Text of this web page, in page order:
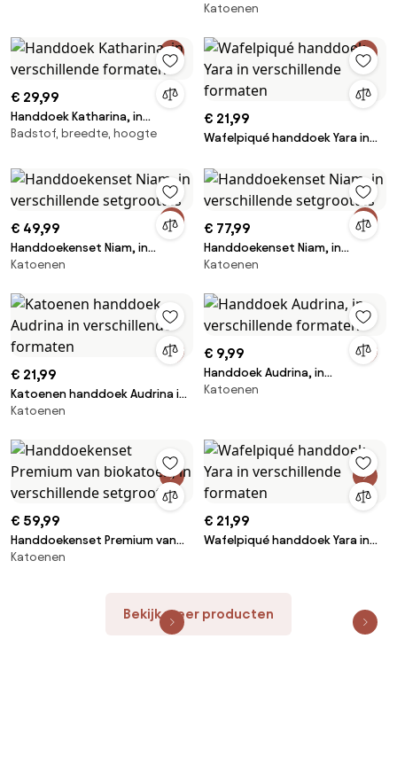
biokatoen, in verschillende
Katoenen
€ 29,99
Handdoek Katharina, in
verschillende formaten
Badstof, breedte, hoogte
€ 21,99
Wafelpiqué handdoek Yara in
€ 49,99
Handdoekenset Niam, in
verschillende setgroottes
Katoenen
€ 77,99
Handdoekenset Niam, in
verschillende setgroottes
Katoenen
€ 21,99
Katoenen handdoek Audrina in
verschillende formaten
Katoenen
€ 9,99
Handdoek Audrina, in
verschillende formaten
Katoenen
€ 59,99
Handdoekenset Premium van
biokatoen, in verschillende
Katoenen
€ 21,99
Wafelpiqué handdoek Yara in
Bekijk meer producten